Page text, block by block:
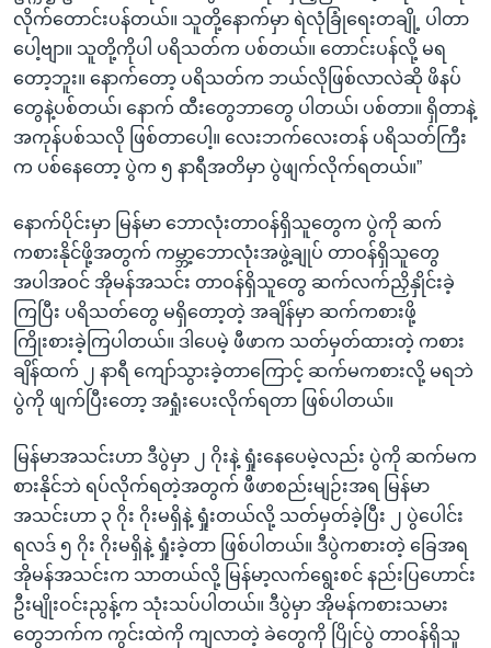
လိုက်တောင်းပန်တယ်။ သူတို့နောက်မှာ ရဲလုံခြုံရေးတချို့ ပါတာ
ပေါ့ဗျာ။ သူတို့ကိုပါ ပရိသတ်က ပစ်တယ်။ တောင်းပန်လို့ မရ
တော့ဘူး။ နောက်တော့ ပရိသတ်က ဘယ်လိုဖြစ်လာလဲဆို ဖိနပ်
တွေနဲ့ပစ်တယ်၊ နောက် ထီးတွေဘာတွေ ပါတယ်၊ ပစ်တာ။ ရှိတာနဲ့
အကုန်ပစ်သလို ဖြစ်တာပေါ့။ လေးဘက်လေးတန် ပရိသတ်ကြီး
က ပစ်နေတော့ ပွဲက ၅ နာရီအတိမှာ ပွဲဖျက်လိုက်ရတယ်။”
နောက်ပိုင်းမှာ မြန်မာ ဘောလုံးတာဝန်ရှိသူတွေက ပွဲကို ဆက်
ကစားနိုင်ဖို့အတွက် ကမ္ဘာ့ဘောလုံးအဖွဲ့ချုပ် တာဝန်ရှိသူတွေ
အပါအဝင် အိုမန်အသင်း တာဝန်ရှိသူတွေ ဆက်လက်ညှိနှိုင်းခဲ့
ကြပြီး ပရိသတ်တွေ မရှိတော့တဲ့ အချိန်မှာ ဆက်ကစားဖို့
ကြိုးစားခဲ့ကြပါတယ်။ ဒါပေမဲ့ ဖီဖာက သတ်မှတ်ထားတဲ့ ကစား
ချိန်ထက် ၂ နာရီ ကျော်သွားခဲ့တာကြောင့် ဆက်မကစားလို့ မရဘဲ
ပွဲကို ဖျက်ပြီးတော့ အရှုံးပေးလိုက်ရတာ ဖြစ်ပါတယ်။
မြန်မာအသင်းဟာ ဒီပွဲမှာ ၂ ဂိုးနဲ့ ရှုံးနေပေမဲ့လည်း ပွဲကို ဆက်မက
စားနိုင်ဘဲ ရပ်လိုက်ရတဲ့အတွက် ဖီဖာစည်းမျဉ်းအရ မြန်မာ
အသင်းဟာ ၃ ဂိုး ဂိုးမရှိနဲ့ ရှုံးတယ်လို့ သတ်မှတ်ခဲ့ပြီး ၂ ပွဲပေါင်း
ရလဒ် ၅ ဂိုး ဂိုးမရှိနဲ့ ရှုံးခဲ့တာ ဖြစ်ပါတယ်။ ဒီပွဲကစားတဲ့ ခြေအရ
အိုမန်အသင်းက သာတယ်လို့ မြန်မာ့လက်ရွေးစင် နည်းပြဟောင်း
ဦးမျိုးဝင်းညွန့်က သုံးသပ်ပါတယ်။ ဒီပွဲမှာ အိုမန်ကစားသမား
တွေဘက်က ကွင်းထဲကို ကျလာတဲ့ ခဲတွေကို ပြိုင်ပွဲ တာဝန်ရှိသူ